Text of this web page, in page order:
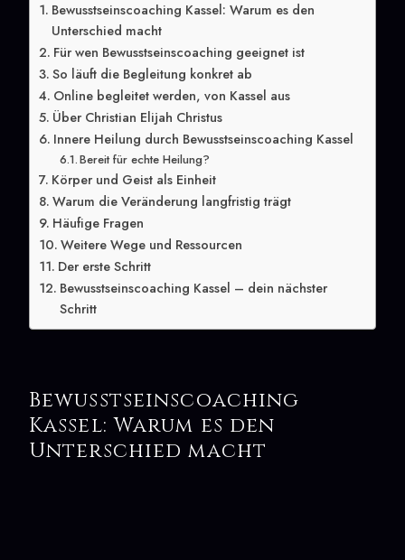
Bewusstseinscoaching Kassel: Warum es den
Unterschied macht
Für wen Bewusstseinscoaching geeignet ist
So läuft die Begleitung konkret ab
Online begleitet werden, von Kassel aus
Über Christian Elijah Christus
Innere Heilung durch Bewusstseinscoaching Kassel
Bereit für echte Heilung?
Körper und Geist als Einheit
Warum die Veränderung langfristig trägt
Häufige Fragen
Weitere Wege und Ressourcen
Der erste Schritt
Bewusstseinscoaching Kassel – dein nächster
Schritt
Bewusstseinscoaching
Kassel: Warum es den
Unterschied macht